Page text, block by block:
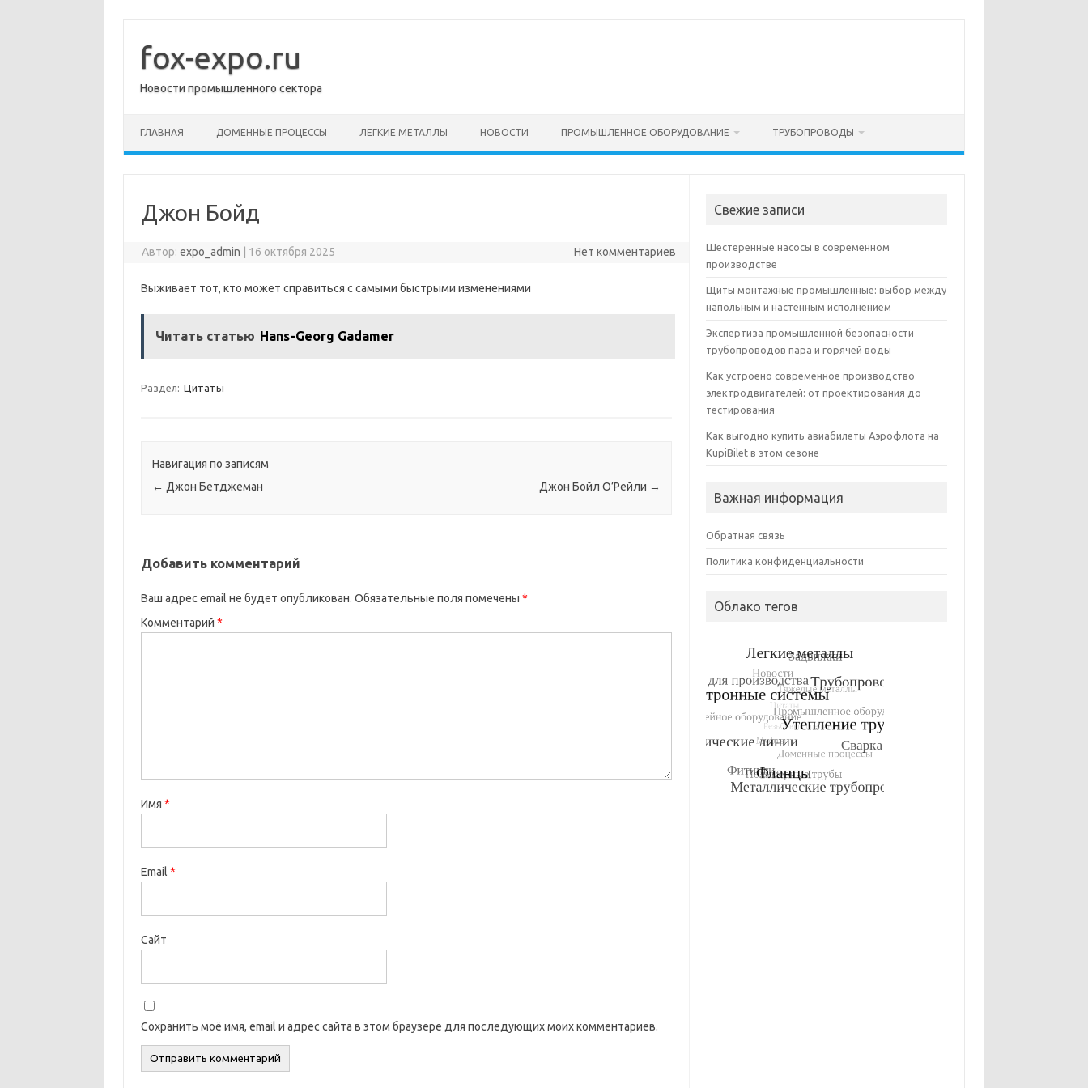
содержимому
fox-expo.ru
Новости промышленного сектора
ГЛАВНАЯ ДОМЕННЫЕ ПРОЦЕССЫ ЛЕГКИЕ МЕТАЛЛЫ НОВОСТИ ПРОМЫШЛЕННОЕ ОБОРУДОВАНИЕ ТРУБОПРОВОДЫ
Джон Бойд
Автор:expo_admin 16 октября 2025 Нет комментариев
Выживает тот, кто может справиться с самыми быстрыми изменениями
Читать статью Hans-Georg Gadamer
Раздел: Цитаты
Навигация по записям
← Джон Бетджеман Джон Бойл О’Рейли →
Добавить комментарий
Ваш адрес email не будет опубликован. Обязательные поля помечены *
Комментарий *
Имя *
Email *
Сайт
Сохранить моё имя, email и адрес сайта в этом браузере для последующих моих комментариев.
Свежие записи
Шестеренные насосы в современном
производстве
Щиты монтажные промышленные: выбор между
напольным и настенным исполнением
Экспертиза промышленной безопасности
трубопроводов пара и горячей воды
Как устроено современное производство
электродвигателей: от проектирования до
тестирования
Как выгодно купить авиабилеты Аэрофлота на
KupiBilet в этом сезоне
Важная информация
Обратная связь
Политика конфиденциальности
Облако тегов